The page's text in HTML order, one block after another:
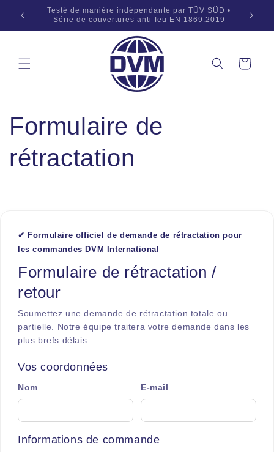
Aller au
contenu
Solutions professionnelles de sécurité incendie • La
confiance de clients du monde entier
Panier
Formulaire de
rétractation
✔ Formulaire officiel de demande de rétractation pour
les commandes DVM International
Formulaire de rétractation /
retour
Soumettez une demande de rétractation totale ou
partielle. Notre équipe traitera votre demande dans les
plus brefs délais.
Vos coordonnées
Nom E-mail
Informations de commande